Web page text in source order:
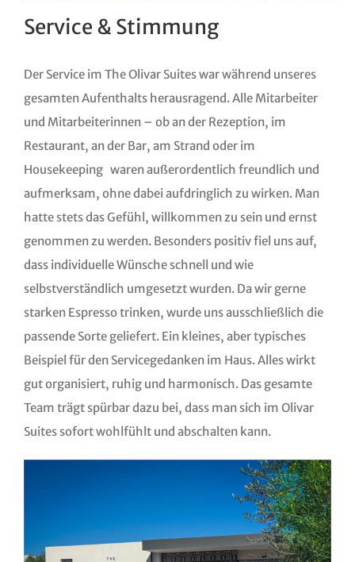
Service & Stimmung
Der Service im The Olivar Suites war während unseres
gesamten Aufenthalts herausragend. Alle Mitarbeiter
und Mitarbeiterinnen – ob an der Rezeption, im
Restaurant, an der Bar, am Strand oder im
Housekeeping waren außerordentlich freundlich und
aufmerksam, ohne dabei aufdringlich zu wirken. Man
hatte stets das Gefühl, willkommen zu sein und ernst
genommen zu werden. Besonders positiv fiel uns auf,
dass individuelle Wünsche schnell und wie
selbstverständlich umgesetzt wurden. Da wir gerne
starken Espresso trinken, wurde uns ausschließlich die
passende Sorte geliefert. Ein kleines, aber typisches
Beispiel für den Servicegedanken im Haus. Alles wirkt
gut organisiert, ruhig und harmonisch. Das gesamte
Team trägt spürbar dazu bei, dass man sich im Olivar
Suites sofort wohlfühlt und abschalten kann.